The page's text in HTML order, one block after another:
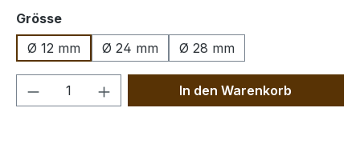
Grösseauswählen
Ø 12 mm
Ø 24 mm Ø 28 mm
Produkt Anzahl: Gib denIn den Warenkorb